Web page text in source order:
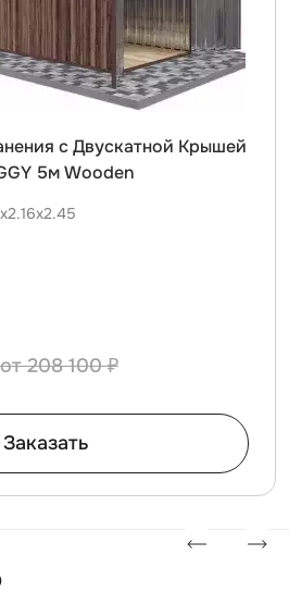
с Двускатной Крышей
5м Wooden
208 100 ₽
Заказать